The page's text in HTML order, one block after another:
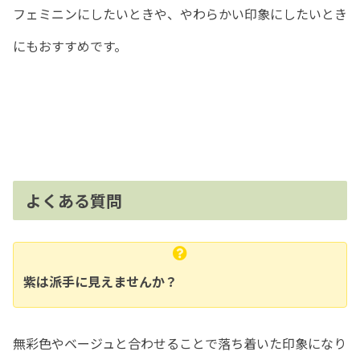
フェミニンにしたいときや、やわらかい印象にしたいとき
にもおすすめです。
よくある質問
紫は派手に見えませんか？
無彩色やベージュと合わせることで落ち着いた印象になり